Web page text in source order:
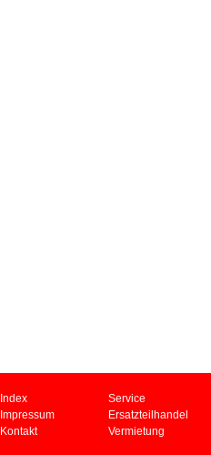
Index Service
Impressum
Ersatzteilhandel
Kontakt
Vermietung